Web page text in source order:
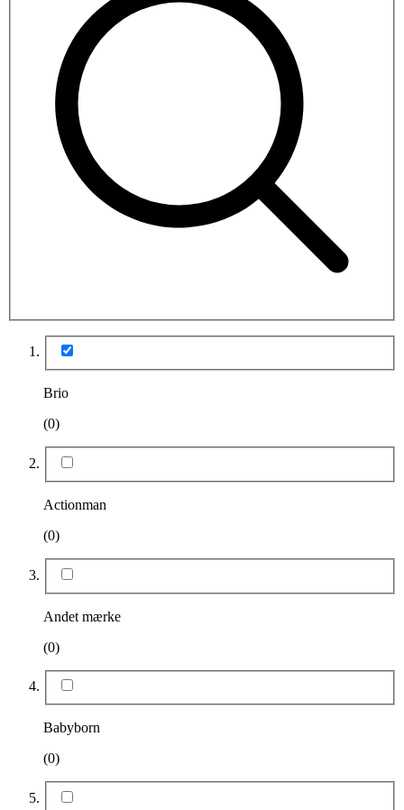
Brio
(0)
Actionman
(0)
Andet mærke
(0)
Babyborn
(0)